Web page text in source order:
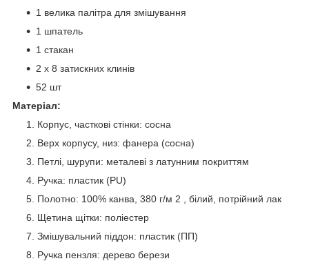
1 велика палітра для змішування
1 шпатель
1 стакан
2 х 8 затискних клинів
52 шт
Матеріал:
Корпус, часткові стінки: сосна
Верх корпусу, низ: фанера (сосна)
Петлі, шурупи: металеві з латунним покриттям
Ручка: пластик (PU)
Полотно: 100% канва, 380 г/м 2 , білий, потрійний лак
Щетина щітки: поліестер
Змішувальний піддон: пластик (ПП)
Ручка пензля: дерево берези